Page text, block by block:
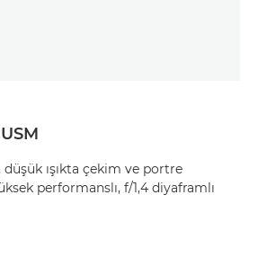
ışıkta çekim ve portre
performanslı, f/1,4 diyaframlı